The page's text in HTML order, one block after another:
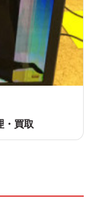
・買取